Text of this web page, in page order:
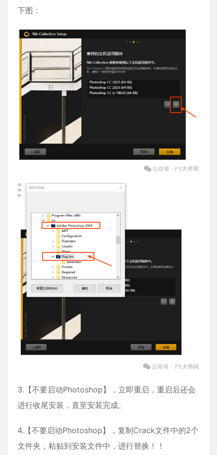
下图：
3.【不要启动Photoshop】，立即重启，重启后还会
进行收尾安装，直至安装完成。
4.【不要启动Photoshop】，复制Crack文件中的2个
文件夹，粘贴到安装文件中，进行替换！！